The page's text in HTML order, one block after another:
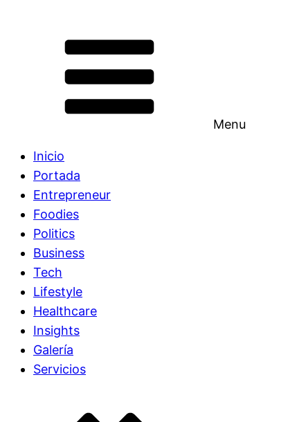
Menu
Inicio
Portada
Entrepreneur
Foodies
Politics
Business
Tech
Lifestyle
Healthcare
Insights
Galería
Servicios